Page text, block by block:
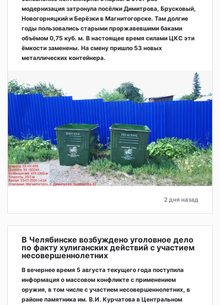
модернизация затронула посёлки Димитрова, Брусковый,
Новогорняцкий и Берёзки в Магнитогорске. Там долгие
годы пользовались старыми проржавевшими баками
объёмом 0,75 куб. м. В настоящее время силами ЦКС эти
ёмкости заменены. На смену пришло 53 новых
металлических контейнера.
2 дня назад
В Челябинске возбуждено уголовное дело
по факту хулиганских действий с участием
несовершеннолетних
В вечернее время 5 августа текущего года поступила
информация о массовом конфликте с применением
оружия, в том числе с участием несовершеннолетних, в
районе памятника им. В.И. Курчатова в Центральном